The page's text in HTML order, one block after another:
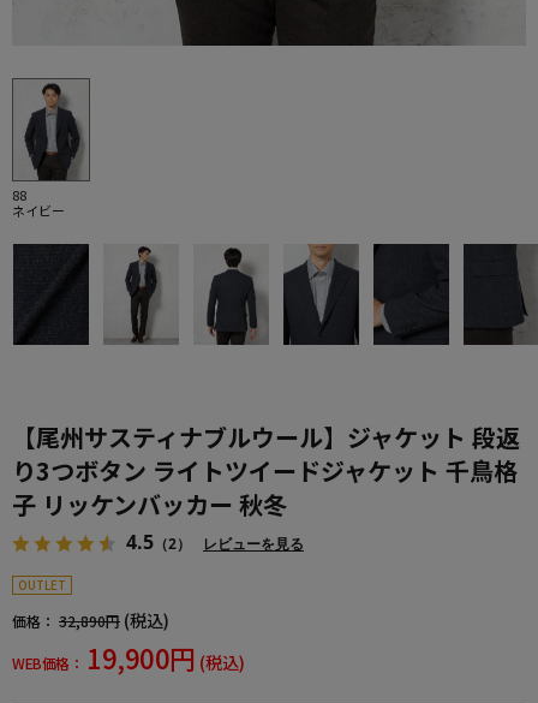
88
ネイビー
【尾州サスティナブルウール】ジャケット 段返
り3つボタン ライトツイードジャケット 千鳥格
子 リッケンバッカー 秋冬
4.5 （2） レビューを見る
OUTLET
価格： 32,890円 (税込)
WEB価格： 19,900円 (税込)